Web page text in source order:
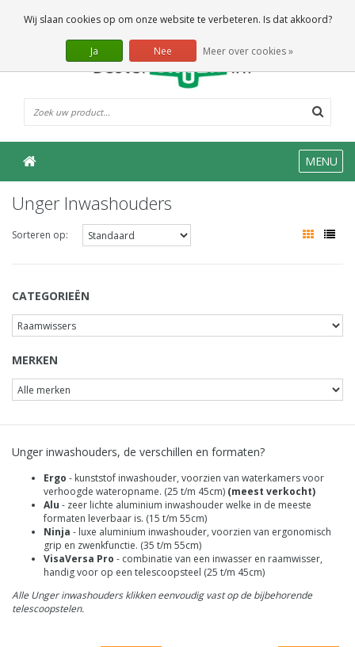
0 Artikelen
MENU
Unger Inwashouders
Sorteren op:
CATEGORIEËN
MERKEN
Unger inwashouders, de verschillen en formaten?
Ergo - kunststof inwashouder, voorzien van waterkamers voor
verhoogde wateropname. (25 t/m 45cm) (meest verkocht)
Alu - zeer lichte aluminium inwashouder welke in de meeste
formaten leverbaar is. (15 t/m 55cm)
Ninja - luxe aluminium inwashouder, voorzien van ergonomisch
grip en zwenkfunctie. (35 t/m 55cm)
VisaVersa Pro - combinatie van een inwasser en raamwisser,
handig voor op een telescoopsteel (25 t/m 45cm)
Alle Unger inwashouders klikken eenvoudig vast op de bijbehorende
telescoopstelen.
Wij slaan cookies op om onze website te verbeteren. Is dat akkoord?
Ja Nee Meer over cookies »